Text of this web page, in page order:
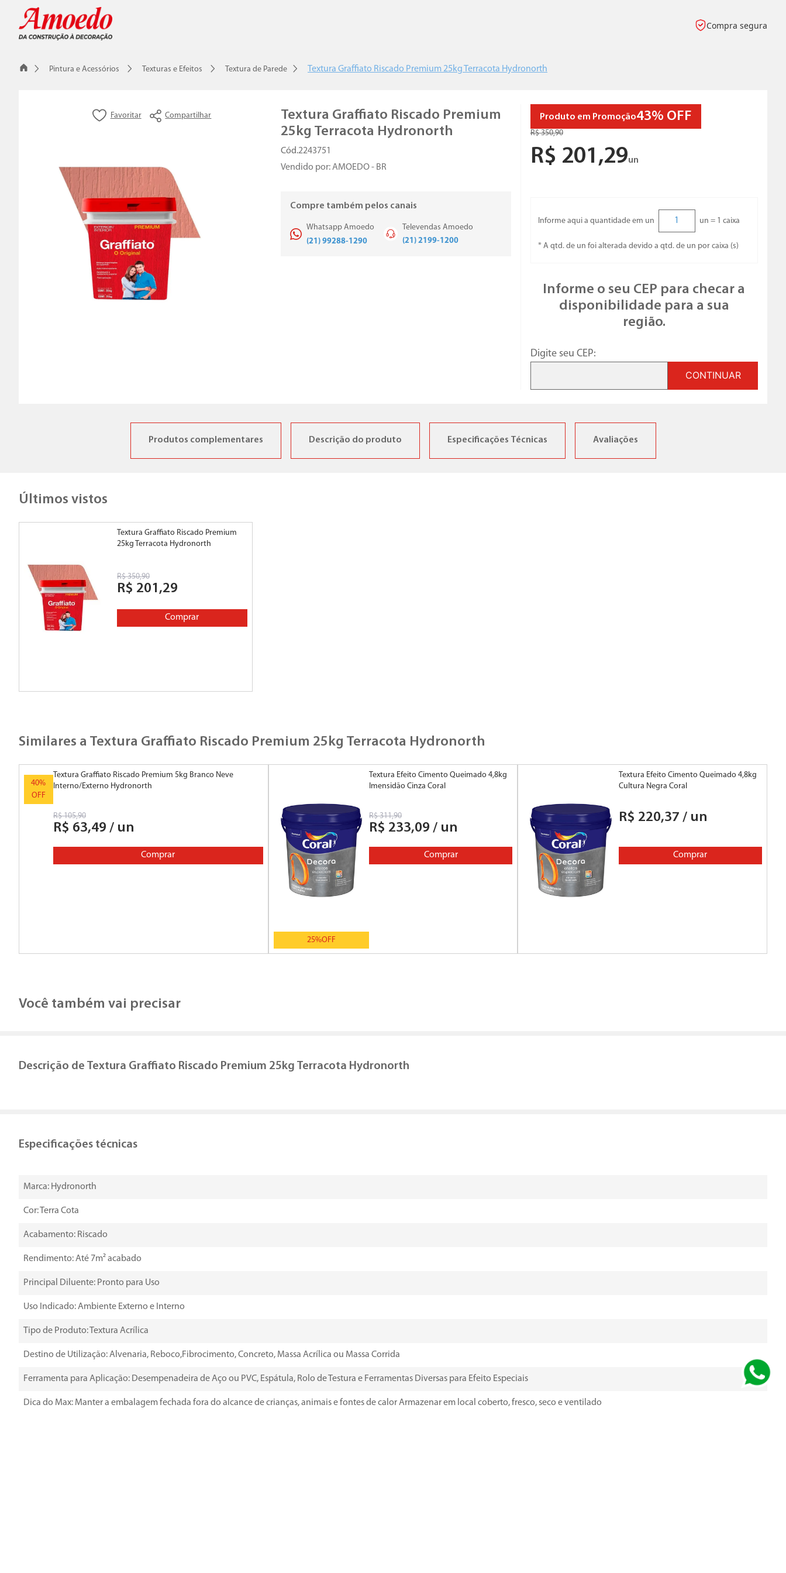
Compra segura
Pintura e Acessórios Texturas e Efeitos Textura de Parede Textura Graffiato Riscado Premium 25kg Terracota Hydronorth
Compartilhar
Textura Graffiato Riscado Premium
25kg Terracota Hydronorth
2243751
Vendido por:AMOEDO - BR
Compre também pelos canais
Whatsapp Amoedo
(21) 99288-1290
Televendas Amoedo
(21) 2199-1200
43% OFF
R$ 350,90
R$ 201 ,29un
Informe aqui a quantidade em un un = 1 caixa
* A qtd. de un foi alterada devido a qtd. de un por caixa (s)
Informe o seu CEP para checar a
disponibilidade para a sua
região.
Digite seu CEP:
CONTINUAR
Produtos complementares Descrição do produto Especificações Técnicas Avaliações
Últimos vistos
Textura Graffiato Riscado Premium
25kg Terracota Hydronorth
R$ 350,90
R$ 201 ,29
Comprar
Similares a Textura Graffiato Riscado Premium 25kg Terracota Hydronorth
Textura Graffiato Riscado Premium 5kg
Branco Neve Interno/Externo
R$
Comprar
25%OFF
Textura Efeito Cimento Queimado 4,8kg
Imensidão Cinza Coral
R$ 311,90
R$ 233,09 / un
Comprar
Textura Efeito Cimento Queimado 4,8kg
Cultura Negra Coral
R$ 220,37 / un
Comprar
Você também vai precisar
Descrição de Textura Graffiato Riscado Premium 25kg Terracota Hydronorth
Especificações técnicas
Marca: Hydronorth
Cor: Terra Cota
Acabamento: Riscado
Rendimento: Até 7m² acabado
Principal Diluente: Pronto para Uso
Uso Indicado: Ambiente Externo e Interno
Tipo de Produto: Textura Acrílica
Destino de Utilização: Alvenaria, Reboco,Fibrocimento, Concreto, Massa Acrílica ou Massa Corrida
Ferramenta para Aplicação: Desempenadeira de Aço ou PVC, Espátula, Rolo de Testura e Ferramentas Diversas para Efeito Especiais
Dica do Max: Manter a embalagem fechada fora do alcance de crianças, animais e fontes de calor Armazenar em local coberto, fresco, seco e ventilado